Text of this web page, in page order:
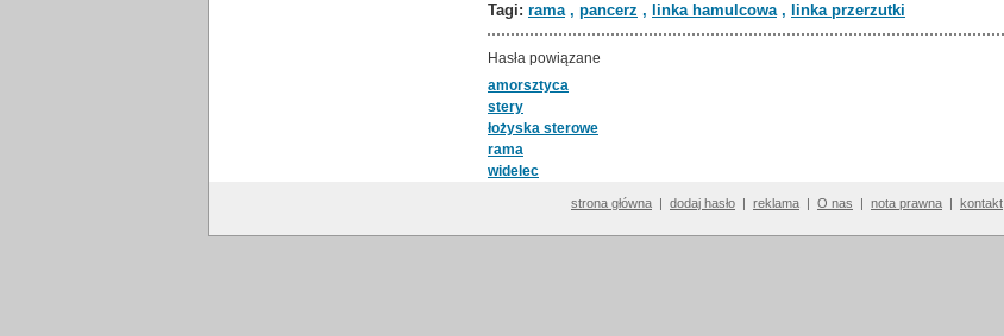
Tagi: rama, pancerz , linka hamulcowa, linka przerzutki
Hasła powiązane
amorsztyca
stery
łożyska sterowe
rama
widelec
strona główna | dodaj hasło | reklama | O nas | nota prawna | kontakt